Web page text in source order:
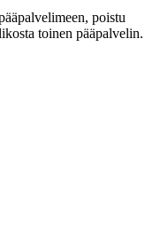
poistu
toinen pääpalvelin.